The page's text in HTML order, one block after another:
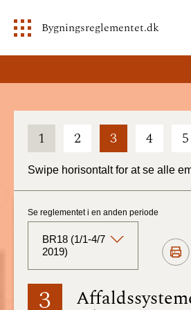
Bygningsreglementet.dk
1 2 3 4 5
Swipe horisontalt for at se alle
3
Se reglementet i en anden periode
BR18 (1/1-4/7
2019)
BR18 (Aktuelt)